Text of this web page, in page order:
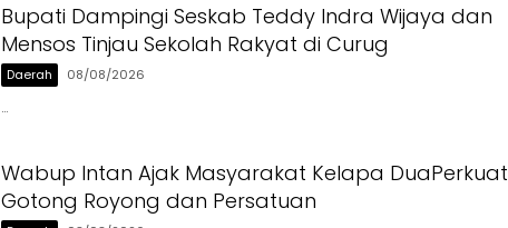
Bupati Dampingi Seskab Teddy Indra Wijaya dan
Mensos Tinjau Sekolah Rakyat di Curug
Daerah 08/08/2026
…
Wabup Intan Ajak Masyarakat Kelapa DuaPerkuat
Gotong Royong dan Persatuan